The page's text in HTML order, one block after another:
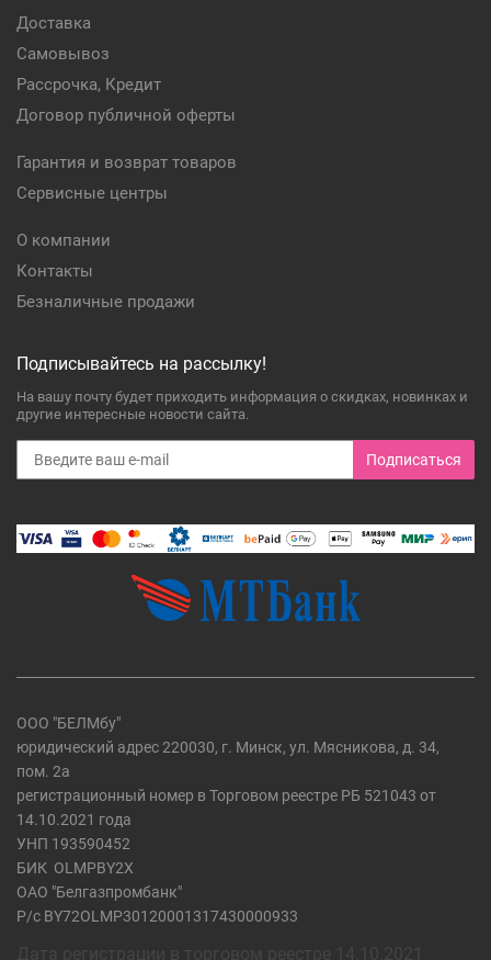
Доставка
Самовывоз
Рассрочка, Кредит
Договор публичной оферты
Гарантия и возврат товаров
Сервисные центры
О компании
Контакты
Безналичные продажи
Подписывайтесь на рассылку!
На вашу почту будет приходить информация о скидках, новинках и
другие интересные новости сайта.
Подписаться
ООО "БЕЛМбу"
юридический адрес 220030, г. Минск, ул. Мясникова, д. 34,
пом. 2а
регистрационный номер в Торговом реестре РБ 521043 от
14.10.2021 года
УНП 193590452
БИК OLMPBY2X
ОАО "Белгазпромбанк"
Р/с BY72OLMP30120001317430000933